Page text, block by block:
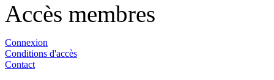
Accès membres
Connexion
Conditions d'accès
Contact